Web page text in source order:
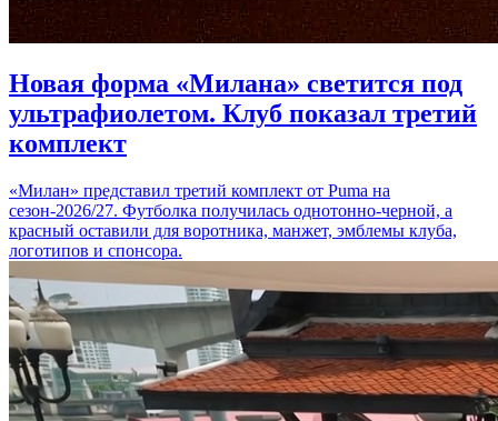
Новая форма «Милана» светится под
ультрафиолетом. Клуб показал третий
комплект
«Милан» представил третий комплект от Puma на
сезон-2026/27. Футболка получилась однотонно-черной, а
красный оставили для воротника, манжет, эмблемы клуба,
логотипов и спонсора.